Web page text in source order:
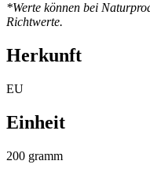
*Werte können bei
Richtwerte.
Herkunft
EU
Einheit
200 gramm